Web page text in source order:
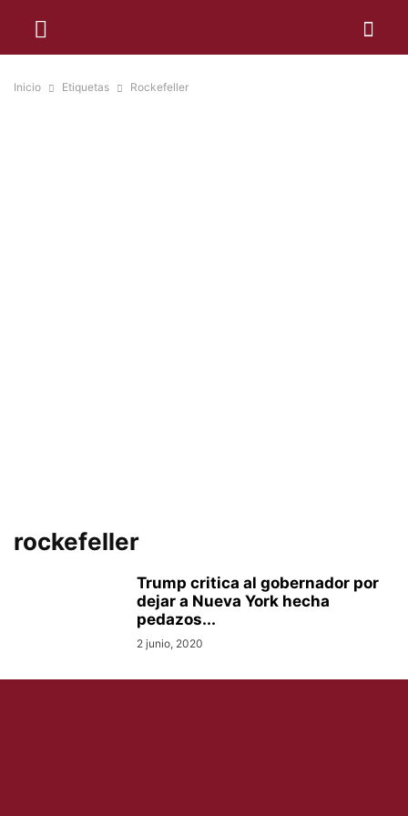
Inicio Etiquetas Rockefeller
rockefeller
Trump critica al gobernador por
dejar a Nueva York hecha
pedazos...
2 junio, 2020